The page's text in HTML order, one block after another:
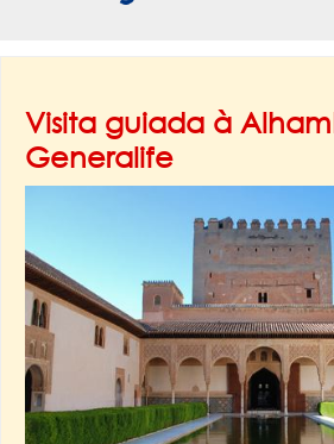
Visita guiada à
Generalife